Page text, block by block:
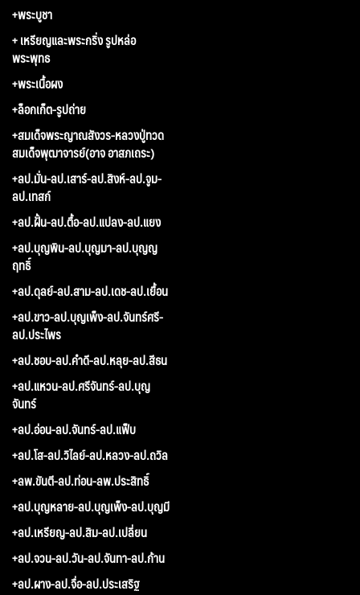
+พระบูชา
+ เหรียญและพระกริ่ง รูปหล่อ
พระพุทธ
+พระเนื้อผง
+ล็อกเก็ต-รูปถ่าย
+สมเด็จพระญาณสังวร-หลวงปู่ทวด
สมเด็จพุฒาจารย์(อาจ อาสภเถระ)
+ลป.มั่น-ลป.เสาร์-ลป.สิงห์-ลป.จูม-
ลป.เทสก์
+ลป.ฝั้น-ลป.ตื้อ-ลป.แปลง-ลป.แยง
+ลป.บุญพิน-ลป.บุญมา-ลป.บุญญ
ฤทธิ์
+ลป.ดุลย์-ลป.สาม-ลป.เดช-ลป.เยื้อน
+ลป.ขาว-ลป.บุญเพ็ง-ลป.จันทร์ศรี-
ลป.ประไพร
+ลป.ชอบ-ลป.คำดี-ลป.หลุย-ลป.สีธน
+ลป.แหวน-ลป.ศรีจันทร์-ลป.บุญ
จันทร์
+ลป.อ่อน-ลป.จันทร์-ลป.แฟ็บ
+ลป.โส-ลป.วิไลย์-ลป.หลวง-ลป.ถวิล
+ลพ.ขันตี-ลป.ท่อน-ลพ.ประสิทธิ์
+ลป.บุญหลาย-ลป.บุญเพ็ง-ลป.บุญมี
+ลป.เหรียญ-ลป.สิม-ลป.เปลี่ยน
+ลป.จวน-ลป.วัน-ลป.จันทา-ลป.ก้าน
+ลป.ผาง-ลป.จื่อ-ลป.ประเสริฐ